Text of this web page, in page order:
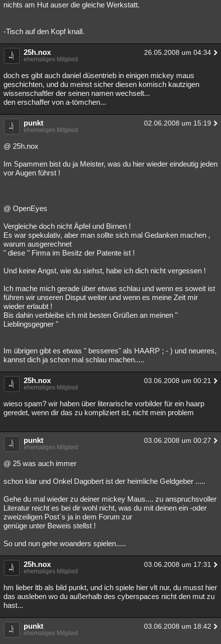
nichts am Hut auser die gleiche Werkstatt.
-Tisch auf den Kopf knall.
25h.nox 26.05.2008 um 04:34
ehemaliges Mitglied
doch es gibt auch daniel düsentrieb in einigen mickey maus
geschichten, und du meinst sicher diesen komisch kautzigen
wissenschaftler der seinen namen wechselt...
den erschaffer von a-tömchen...
punkt 02.06.2008 um 15:19
ehemaliges Mitglied
@ 25h.nox
Im Spammen bist du ja Meister, was du hier wieder eindeutig jeden
vor Augen führst !
@ OpenEyes
Vergleiche doch nicht Äpfel und Birnen !
Es war spekulativ, aber man sollte sich mal Gedanken machen ,
warum ausgerechnet
" diese " Firma im Besitz der Patente ist !
Und keine Angst, wie du siehst, habe ich dich nicht vergessen !
Ich mache mich gerade über etwas schlau und wenn es soweit ist
führen wir unseren Disput weiter und wenn es meine Zeit mir
wieder erlaubt !
Bis dahin verbleibe ich mit besten Grüßen an meinen "
Lieblingsgegner "
Im übrigen gibt es etwas " besseres" als HAARP ; - ) und neueres,
kannst dich ja schon mal schlau machen.....
25h.nox 03.06.2008 um 00:21
ehemaliges Mitglied
wieso spam? wir haben über literarische vorbilder für ein haarp
geredet, wenn dir das zu kompliziert ist, nicht mein problem
punkt 03.06.2008 um 00:27
ehemaliges Mitglied
@ 25 was auch immer
schon klar und Onkel Dagobert ist der heimliche Geldgeber .....
Gehe du mal wieder zu deiner mickey Maus.... zu anspruchsvoller
Literatur reicht es bei dir wohl nicht, was du mit deinen ein -oder
zweizeiligen Post`s ja in dem Forum zur
genüge unter Beweis stellst !
So und nun gehe woanders spielen.....
25h.nox 03.06.2008 um 17:31
ehemaliges Mitglied
hm lieber ltb als bild punkt, und ich spiele hier vlt nur, du musst hier
das ausleben wo du außerhalb des cyberspaces nicht den mut zu
hast...
punkt 03.06.2008 um 18:42
ehemaliges Mitglied